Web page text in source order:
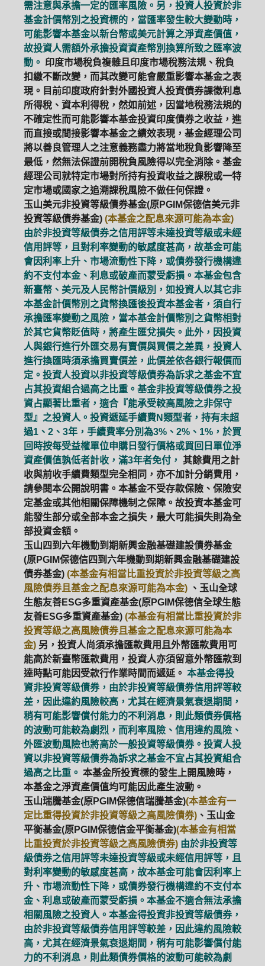
需注意與承擔一定的匯率風險。另，投資人投資於非
基金計價幣別之投資標的，當匯率發生較大變動時，
可能影響本基金以新台幣或美元計算之淨資產價值，
故投資人需額外承擔投資資產幣別換算所致之匯率波
動。 印度市場稅負複雜且印度市場稅務法規、稅負
扣繳不斷改變，而其改變可能會嚴重影響本基金之表
現。目前印度政府針對外國投資人投資債券課徵利息
所得稅、資本利得稅，然如前述，因當地稅務法規的
不確定性而可能影響本基金投資印度債券之收益，進
而直接或間接影響本基金之績效表現，基金經理公司
將以善良管理人之注意義務盡力將當地稅負影響降至
最低，然無法保證前開稅負風險得以完全消除。基金
經理公司就特定市場對所持有投資收益之課稅或一特
定市場或國家之追溯課稅風險不做任何保證。
玉山美元非投資等級債券基金(原PGIM保德信美元非
投資等級債券基金) (本基金之配息來源可能為本金)
由於非投資等級債券之信用評等未達投資等級或未經
信用評等，且對利率變動的敏感度甚高，故基金可能
會因利率上升、市場流動性下降，或債券發行機構違
約不支付本金、利息或破產而蒙受虧損。本基金包含
新臺幣、美元及人民幣計價級別，如投資人以其它非
本基金計價幣別之貨幣換匯後投資本基金者，須自行
承擔匯率變動之風險，當本基金計價幣別之貨幣相對
於其它貨幣貶值時，將產生匯兌損失。此外，因投資
人與銀行進行外匯交易有賣價與買價之差異，投資人
進行換匯時須承擔買賣價差，此價差依各銀行報價而
定。投資人投資以非投資等級債券為訴求之基金不宜
占其投資組合過高之比重。基金非投資等級債券之投
資占顯著比重者，適合『能承受較高風險之非保守
型』之投資人。投資遞延手續費N類型者，持有未超
過1、2、3年，手續費率分別為3%、2%、1%，於買
回時按每受益權單位申購日發行價格或買回日單位淨
資產價值孰低者計收，滿3年者免付， 其餘費用之計
收與前收手續費類型完全相同，亦不加計分銷費用，
請參閱本公開說明書。本基金不受存款保險、保險安
定基金或其他相關保障機制之保障。故投資本基金可
能發生部分或全部本金之損失，最大可能損失則為全
部投資金額。
玉山四到六年機動到期新興金融基礎建設債券基金
(原PGIM保德信四到六年機動到期新興金融基礎建設
債券基金) (本基金有相當比重投資於非投資等級之高
風險債券且基金之配息來源可能為本金) 、玉山全球
生態友善ESG多重資產基金(原PGIM保德信全球生態
友善ESG多重資產基金) (本基金有相當比重投資於非
投資等級之高風險債券且基金之配息來源可能為本
金) 另，投資人尚須承擔匯款費用且外幣匯款費用可
能高於新臺幣匯款費用，投資人亦須留意外幣匯款到
達時點可能因受款行作業時間而遞延。 本基金得投
資非投資等級債券，由於非投資等級債券信用評等較
差，因此違約風險較高，尤其在經濟景氣衰退期間，
稍有可能影響償付能力的不利消息，則此類債券價格
的波動可能較為劇烈，而利率風險、信用違約風險、
外匯波動風險也將高於一般投資等級債券。投資人投
資以非投資等級債券為訴求之基金不宜占其投資組合
過高之比重。 本基金所投資標的發生上開風險時，
本基金之淨資產價值均可能因此產生波動。
玉山瑞騰基金(原PGIM保德信瑞騰基金)(本基金有一
定比重得投資於非投資等級之高風險債券) 、玉山金
平衡基金(原PGIM保德信金平衡基金)(本基金有相當
比重投資於非投資等級之高風險債券) 由於非投資等
級債券之信用評等未達投資等級或未經信用評等，且
對利率變動的敏感度甚高，故本基金可能會因利率上
升、市場流動性下降，或債券發行機構違約不支付本
金、利息或破產而蒙受虧損。本基金不適合無法承擔
相關風險之投資人。本基金得投資非投資等級債券，
由於非投資等級債券信用評等較差，因此違約風險較
高，尤其在經濟景氣衰退期間，稍有可能影響償付能
力的不利消息，則此類債券價格的波動可能較為劇